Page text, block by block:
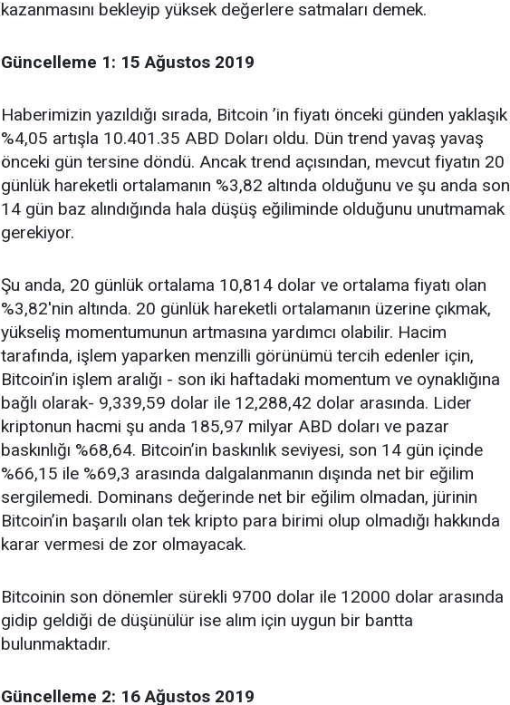
kazanmasını bekleyip yüksek değerlere satmaları demek.
Güncelleme 1: 15 Ağustos 2019
Haberimizin yazıldığı sırada, Bitcoin ’in fiyatı önceki günden yaklaşık
%4,05 artışla 10.401.35 ABD Doları oldu. Dün trend yavaş yavaş
önceki gün tersine döndü. Ancak trend açısından, mevcut fiyatın 20
günlük hareketli ortalamanın %3,82 altında olduğunu ve şu anda son
14 gün baz alındığında hala düşüş eğiliminde olduğunu unutmamak
gerekiyor.
Şu anda, 20 günlük ortalama 10,814 dolar ve ortalama fiyatı olan
%3,82'nin altında. 20 günlük hareketli ortalamanın üzerine çıkmak,
yükseliş momentumunun artmasına yardımcı olabilir. Hacim
tarafında, işlem yaparken menzilli görünümü tercih edenler için,
Bitcoin’in işlem aralığı - son iki haftadaki momentum ve oynaklığına
bağlı olarak- 9,339,59 dolar ile 12,288,42 dolar arasında. Lider
kriptonun hacmi şu anda 185,97 milyar ABD doları ve pazar
baskınlığı %68,64. Bitcoin’in baskınlık seviyesi, son 14 gün içinde
%66,15 ile %69,3 arasında dalgalanmanın dışında net bir eğilim
sergilemedi. Dominans değerinde net bir eğilim olmadan, jürinin
Bitcoin’in başarılı olan tek kripto para birimi olup olmadığı hakkında
karar vermesi de zor olmayacak.
Bitcoinin son dönemler sürekli 9700 dolar ile 12000 dolar arasında
gidip geldiği de düşünülür ise alım için uygun bir bantta
bulunmaktadır.
Güncelleme 2: 16 Ağustos 2019